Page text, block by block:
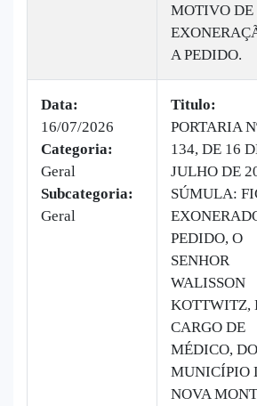
MOTIVO DE
A PEDIDO.
Data:
16/07/2026
Categoria:
Geral
Subcategoria:
Geral
Titulo:
PORTARIA
134, DE 16
JULHO DE
SÚMULA:
PEDIDO, O
SENHOR
WALISSON
KOTTWITZ,
CARGO DE
MÉDICO, DO
MUNICÍPIO
NOVA